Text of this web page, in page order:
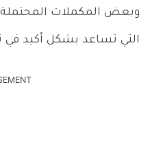
وبعض المكملات المحتملة،
التي تساعد بشكل أكيد في